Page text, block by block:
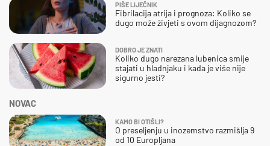
NOVAC
KAMO BI OTIŠLI?
O preseljenju u inozemstvo razmišlja 9
od 10 Europljana
PIŠE LIJEČNIK
Fibrilacija atrija i prognoza: Koliko se
dugo može živjeti s ovom dijagnozom?
DOBRO JE ZNATI
Koliko dugo narezana lubenica smije
stajati u hladnjaku i kada je više nije
sigurno jesti?